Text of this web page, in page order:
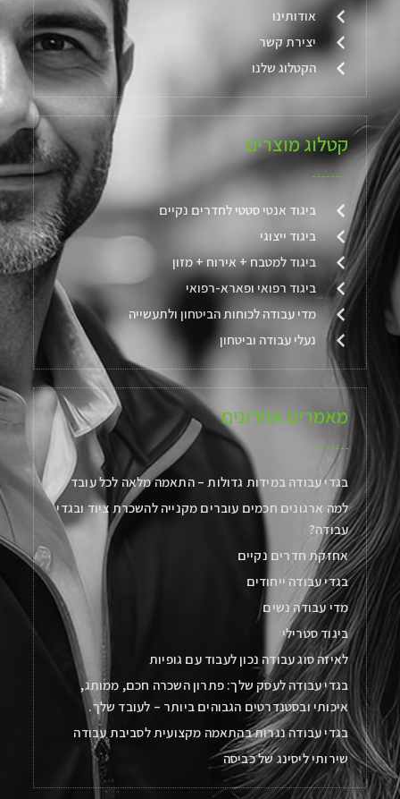
אודותינו
יצירת קשר
הקטלוג שלנו
קטלוג מוצרים
ביגוד אנטי סטטי לחדרים נקיים
ביגוד ייצוגי
ביגוד למטבח + אירוח + מזון
ביגוד רפואי ופארא-רפואי
מדי עבודה לכוחות הביטחון ולתעשייה
נעלי עבודה וביטחון
מאמרים אחרונים
בגדי עבודה במידות גדולות – התאמה מלאה לכל עובד
למה ארגונים חכמים עוברים מקנייה להשכרת ציוד ובגדי
עבודה?
אחזקת חדרים נקיים
בגדי עבודה ייחודים
מדי עבודה נשים
ביגוד סטרילי
לאיזה סוג עבודה נכון לעבוד עם גופיות
בגדי עבודה לעסק שלך: פתרון השכרה חכם, ממותג,
איכותי ובסטנדרטים הגבוהים ביותר – לעובד שלך.
בגדי עבודה נגרות בהתאמה מקצועית לסביבת עבודה
שירותי ליסינג של כביסה